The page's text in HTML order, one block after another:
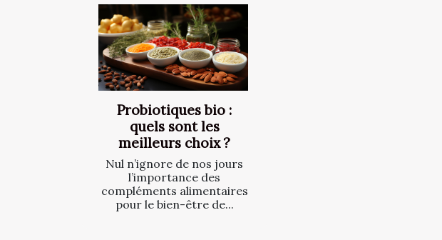
Probiotiques bio :
quels sont les
meilleurs choix ?
Nul n’ignore de nos jours
l’importance des
compléments alimentaires
pour le bien-être de...